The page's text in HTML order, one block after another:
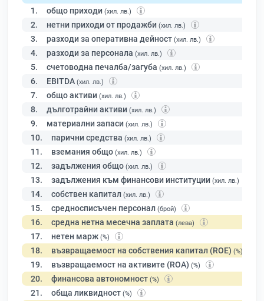
1. общо приходи (хил. лв.)
2. нетни приходи от продажби (хил. лв.)
3. разходи за оперативна дейност (хил. лв.)
4. разходи за персонала (хил. лв.)
5. счетоводна печалба/загуба (хил. лв.)
6. EBITDA (хил. лв.)
7. общо активи (хил. лв.)
8. дълготрайни активи (хил. лв.)
9. материални запаси (хил. лв.)
10. парични средства (хил. лв.)
11. вземания общо (хил. лв.)
12. задължения общо (хил. лв.)
13. задължения към финансови институции (хил. лв.)
14. собствен капитал (хил. лв.)
15. средносписъчен персонал (брой)
16. средна нетна месечна заплата (лева)
17. нетен марж (%)
18. възвращаемост на собствения капитал (ROE) (%)
19. възвращаемост на активите (ROA) (%)
20. финансова автономност (%)
21. обща ликвидност (%)